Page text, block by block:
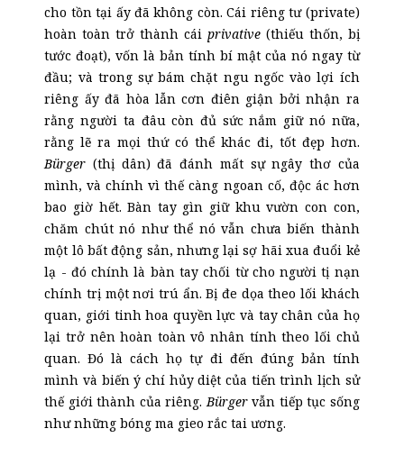
cho tồn tại ấy đã không còn. Cái riêng tư (private)
hoàn toàn trở thành cái privative(thiếu thốn, bị
tước đoạt), vốn là bản tính bí mật của nó ngay từ
đầu; và trong sự bám chặt ngu ngốc vào lợi ích
riêng ấy đã hòa lẫn cơn điên giận bởi nhận ra
rằng người ta đâu còn đủ sức nắm giữ nó nữa,
rằng lẽ ra mọi thứ có thể khác đi, tốt đẹp hơn.
Bürger(thị dân) đã đánh mất sự ngây thơ của
mình, và chính vì thế càng ngoan cố, độc ác hơn
bao giờ hết. Bàn tay gìn giữ khu vườn con con,
chăm chút nó như thể nó vẫn chưa biến thành
một lô bất động sản, nhưng lại sợ hãi xua đuổi kẻ
lạ - đó chính là bàn tay chối từ cho người tị nạn
chính trị một nơi trú ẩn. Bị đe dọa theo lối khách
quan, giới tinh hoa quyền lực và tay chân của họ
lại trở nên hoàn toàn vô nhân tính theo lối chủ
quan. Đó là cách họ tự đi đến đúng bản tính
mình và biến ý chí hủy diệt của tiến trình lịch sử
thế giới thành của riêng.Bürgervẫn tiếp tục sống
như những bóng ma gieo rắc tai ương.